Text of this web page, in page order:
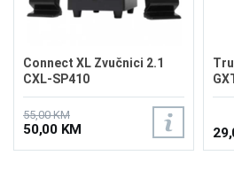
Connect XL Zvučnici 2.1
CXL-SP410
55,00 KM
50,00 KM